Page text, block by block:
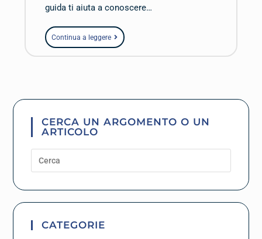
guida ti aiuta a conoscere…
Continua a leggere
CERCA UN ARGOMENTO O UN
ARTICOLO
CATEGORIE